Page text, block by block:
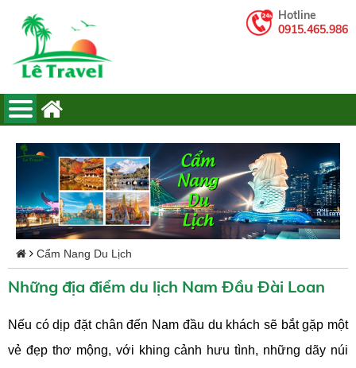
Hotline
0915.465.986
Cẩm Nang Du Lịch
Những địa điểm du lịch Nam Đầu Đài Loan
Nếu có dịp đặt chân đến Nam đầu du khách sẽ bắt gặp một
vẻ đẹp thơ mộng, với khing cảnh hưu tình, những dãy núi